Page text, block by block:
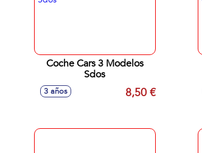
Coche Cars 3 Modelos
Sdos
3 años 8,50 €